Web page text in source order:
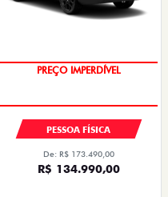
PREÇO IMPERDÍVEL
PESSOA FÍSICA
De: R$ 173.490,00
R$ 134.990,00